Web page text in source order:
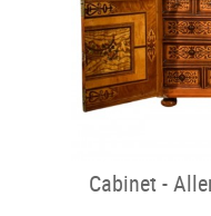
Cabinet -